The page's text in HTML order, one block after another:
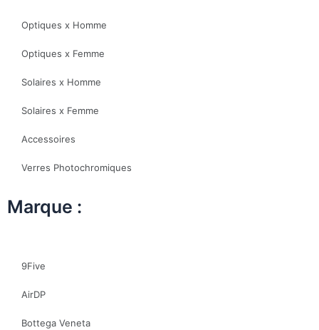
Optiques x Homme
Optiques x Femme
Solaires x Homme
Solaires x Femme
Accessoires
Verres Photochromiques
Marque :
9Five
AirDP
Bottega Veneta